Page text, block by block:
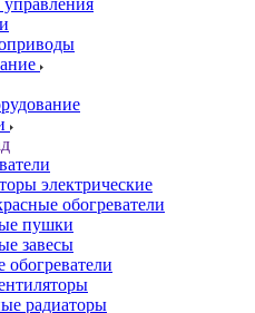
электрические
обогреватели
пушки
завесы
обогреватели
радиаторы